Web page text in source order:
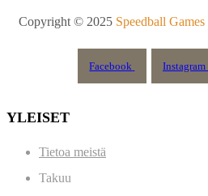
Copyright © 2025 Speedball
Facebook Instagram
YLEISET
Tietoa meistä
Takuu